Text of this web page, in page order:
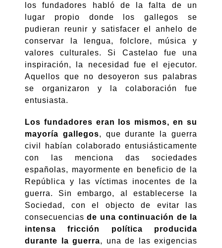
los fundadores habló de la falta de un
lugar propio donde los gallegos se
pudieran reunir y satisfacerel anhelo de
conservar la lengua, folclore, música y
valores culturales. Si Castelao fue una
inspiración, la necesidad fue el ejecutor.
Aquellos que no desoyeron sus palabras
se organizaron y la colaboración fue
entusiasta.
Los fundadores eran los mismos, en su
mayoría gallegos, que durante la guerra
civil habían colaborado entusiásticamente
con las menciona das sociedades
españolas, mayormente en beneficio de la
República y las víctimas inocentes de la
guerra. Sin embargo, al establecerse la
Sociedad, con el objecto de evitar las
consecuenciasde una continuación de la
intensa fricción política producida
durante la guerra, una de las exigencias